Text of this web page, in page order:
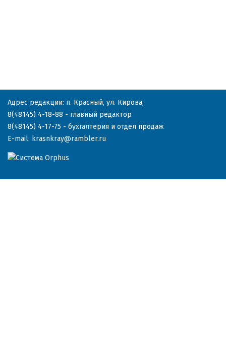
Адрес редакции: п. Красный, ул. Кирова,
8(48145) 4-18-88 - главный редактор
8(48145) 4-17-75 - бухгалтерия и отдел продаж
E-mail: krasnkray@rambler.ru